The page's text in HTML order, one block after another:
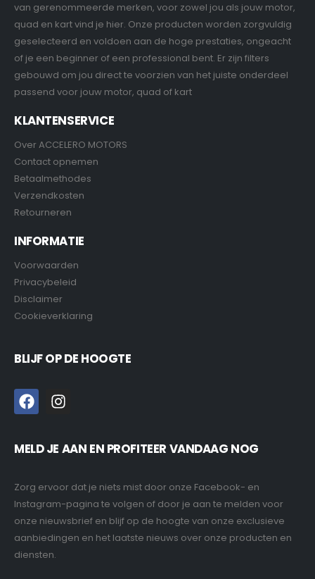
van gerenommeerde merken, voor zowel jou als jouw motor,
quad en kart vind je hier. Onze producten worden zorgvuldig
geselecteerd en voldoen aan de hoge prestaties, ongeacht
of je een beginner of een professional bent. Er zijn filters
gebouwd om jou direct te voorzien van het juiste onderdeel
passend voor jouw motor, quad of kart
KLANTENSERVICE
Over ACCELERO MOTORS
Contact opnemen
Betaalmethodes
Verzendkosten
Retourneren
INFORMATIE
Voorwaarden
Privacybeleid
Disclaimer
Cookieverklaring
BLIJF OP DE HOOGTE
MELD JE AAN EN PROFITEER VANDAAG NOG
Zorg ervoor dat je niets mist door onze Facebook- en
Instagram-pagina te volgen of door je aan te melden voor
onze nieuwsbrief en blijf op de hoogte van onze exclusieve
aanbiedingen en het laatste nieuws over onze producten en
diensten.